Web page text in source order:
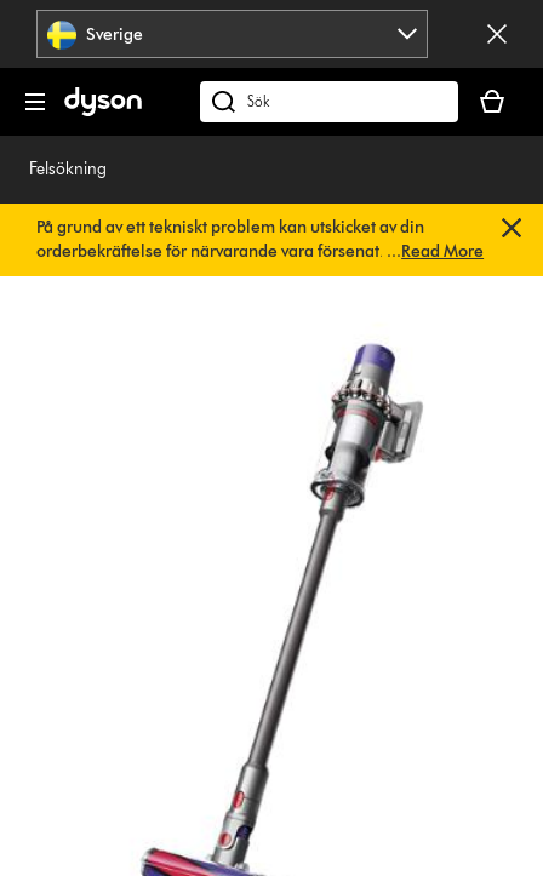
Hoppa
navigering
Sverige
Sök
på
är
tom
Felsökning
På grund av ett tekniskt problem kan utskicket av din
orderbekräftelse för närvarande vara försenat. Vi arbetar
redan på en snabb lösning.Du behöver inte göra någonting.
...Read More